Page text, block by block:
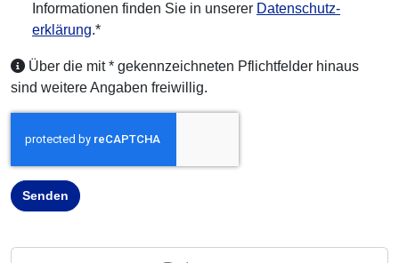
Informa­tionen finden Sie in unserer Daten­schutz­
erklärung (öffnet neues Fenster)
.*
Information:
Über die mit * gekenn­zeichneten Pflichtfelder hinaus
sind weitere Angaben freiwillig.
Senden